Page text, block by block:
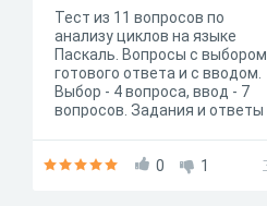
Тест из 11 вопросов по
анализу циклов на языке
Паскаль. Вопросы с выбором
готового ответа и с вводом.
Выбор - 4 вопроса, ввод - 7
вопросов. Задания и ответы
ограничено. Есть защита от
0 1